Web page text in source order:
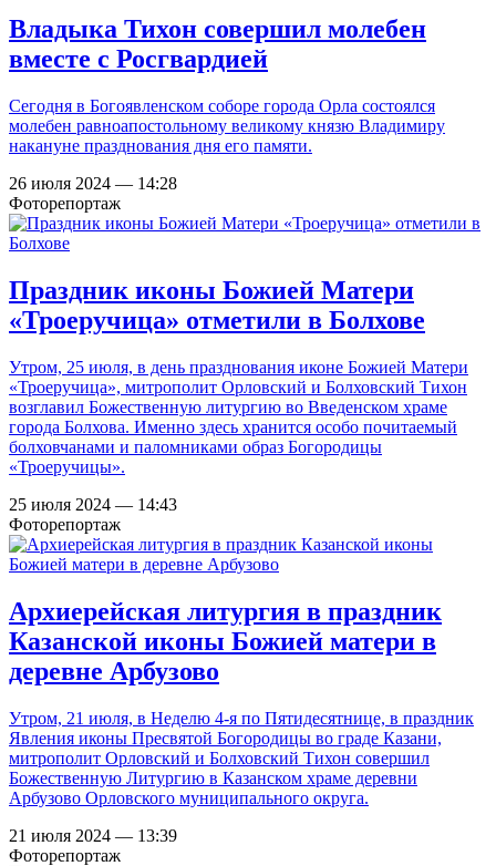
Владыка Тихон совершил молебен
вместе с Росгвардией
Сегодня в Богоявленском соборе города Орла состоялся
молебен равноапостольному великому князю Владимиру
накануне празднования дня его памяти.
26 июля 2024 — 14:28
Фоторепортаж
Праздник иконы Божией Матери
«Троеручица» отметили в Болхове
Утром, 25 июля, в день празднования иконе Божией Матери
«Троеручица», митрополит Орловский и Болховский Тихон
возглавил Божественную литургию во Введенском храме
города Болхова. Именно здесь хранится особо почитаемый
болховчанами и паломниками образ Богородицы
«Троеручицы».
25 июля 2024 — 14:43
Фоторепортаж
Архиерейская литургия в праздник
Казанской иконы Божией матери в
деревне Арбузово
Утром, 21 июля, в Неделю 4-я по Пятидесятнице, в праздник
Явления иконы Пресвятой Богородицы во граде Казани,
митрополит Орловский и Болховский Тихон совершил
Божественную Литургию в Казанском храме деревни
Арбузово Орловского муниципального округа.
21 июля 2024 — 13:39
Фоторепортаж